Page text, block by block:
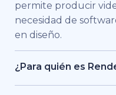
permite producir
necesidad de
en diseño.
¿Para quién es
Renderforest está